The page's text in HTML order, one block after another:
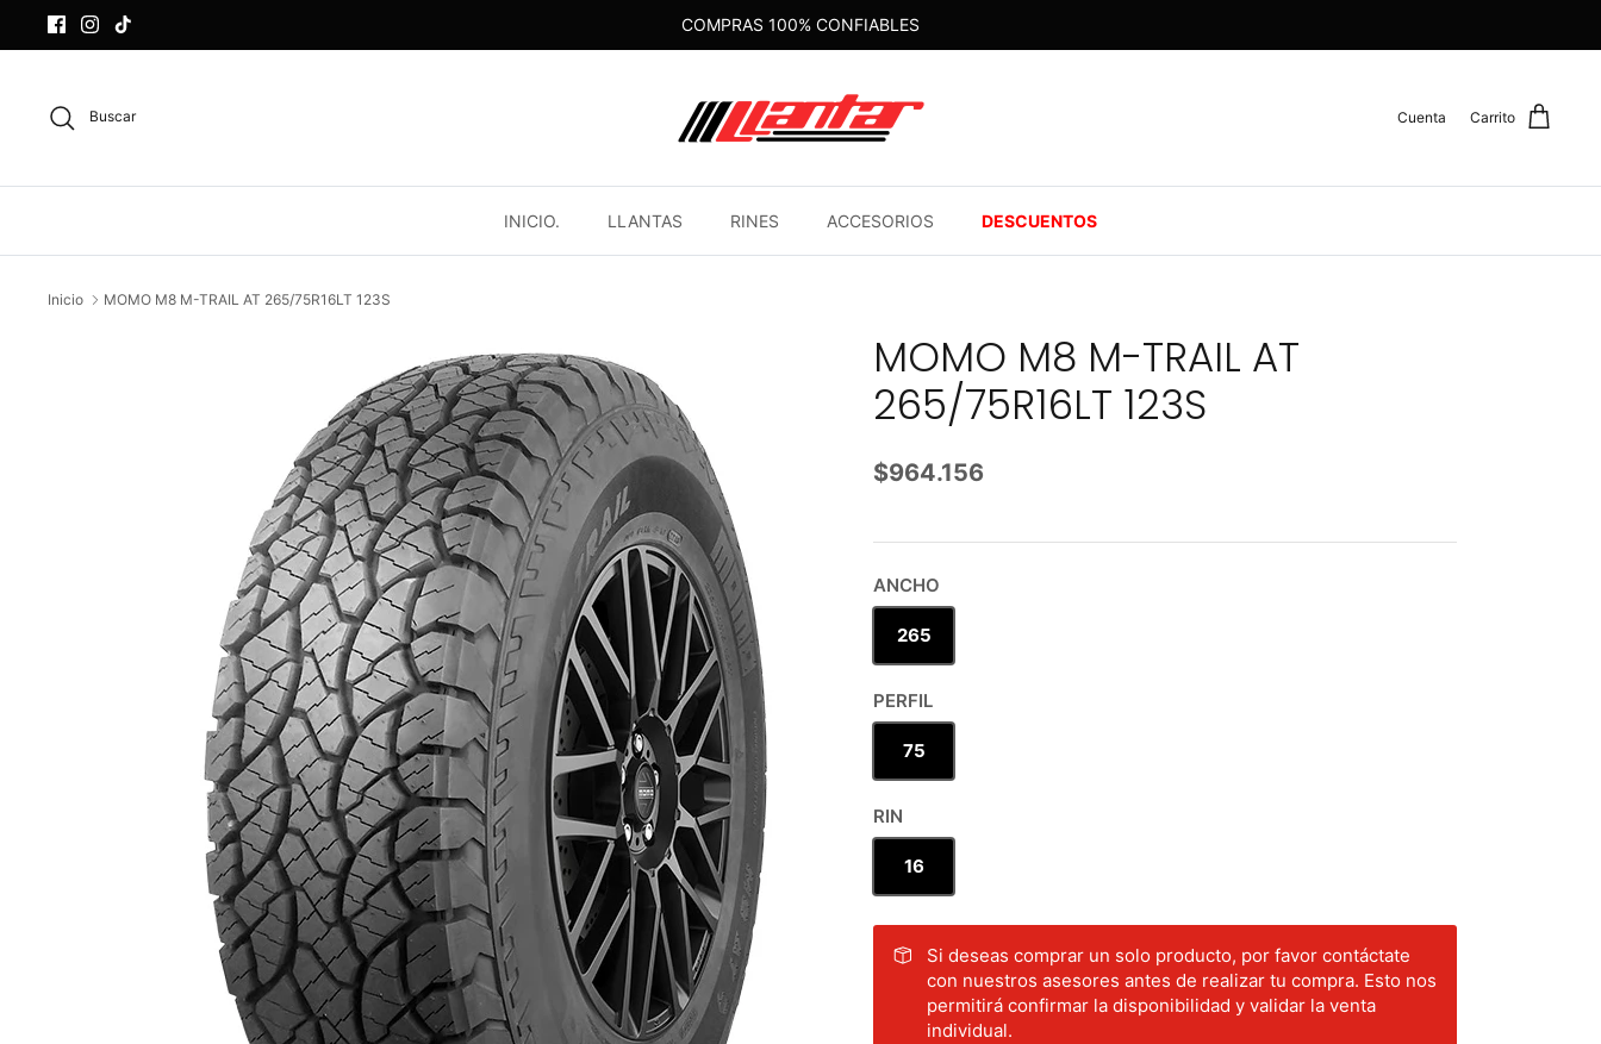
COMPRAS 100% CONFIABLES
Buscar Cuenta Carrito
INICIO. LLANTAS RINES ACCESORIOS DESCUENTOS
Inicio MOMO M8 M-TRAIL AT 265/75R16LT 123S
MOMO M8 M-TRAIL AT
265/75R16LT 123S
$964.156
ANCHO
265
PERFIL
75
RIN
16
Si deseas comprar un solo producto, por favor contáctate
con nuestros asesores antes de realizar tu compra. Esto nos
permitirá confirmar la disponibilidad y validar la venta
individual.